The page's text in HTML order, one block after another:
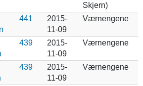
Skjern)
441
2015-
11-09
Værnengene
439
2015-
11-09
Værnengene
439
2015-
11-09
Værnengene